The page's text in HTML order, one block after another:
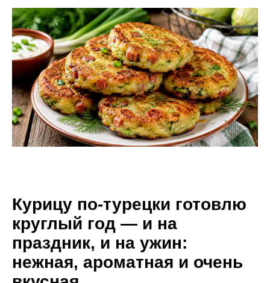
Курицу по-турецки готовлю
круглый год — и на
праздник, и на ужин:
нежная, ароматная и очень